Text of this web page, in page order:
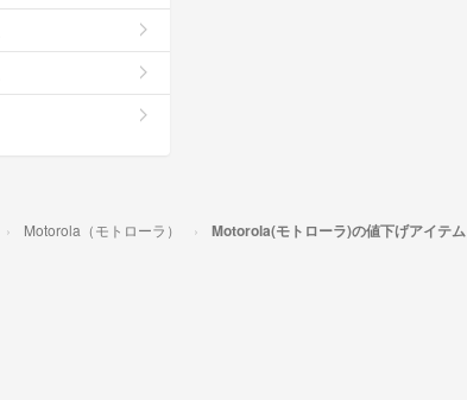
Motorola（モトローラ） Motorola(モトローラ)の値下げアイテム